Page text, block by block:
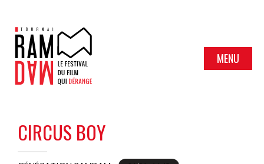
MENU
CIRCUS BOY